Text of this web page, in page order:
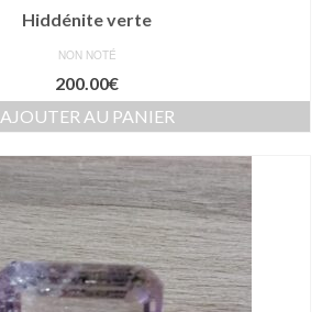
Hiddénite verte
NON NOTÉ
200.00€
AJOUTER AU PANIER